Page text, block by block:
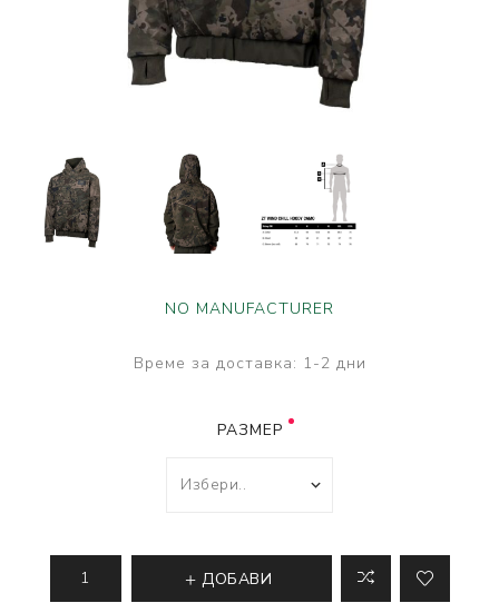
NO MANUFACTURER
Време за доставка: 1-2 дни
РАЗМЕР
ДОБАВИ